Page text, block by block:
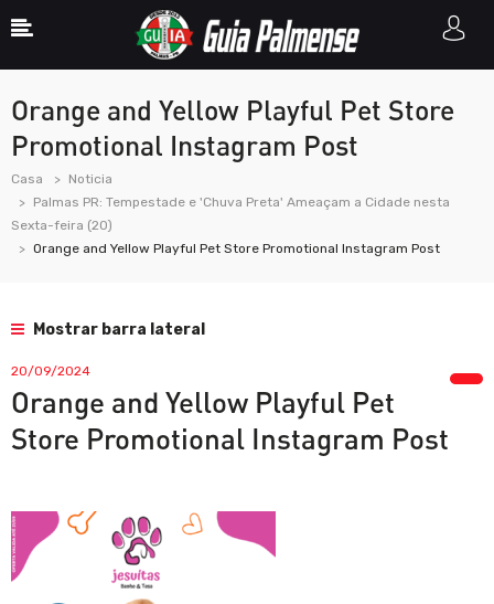
Orange and Yellow Playful Pet Store
Promotional Instagram Post
Casa
Noticia
Palmas PR: Tempestade e 'Chuva Preta' Ameaçam a Cidade nesta
Sexta-feira (20)
Orange and Yellow Playful Pet Store Promotional Instagram Post
Mostrar barra lateral
20/09/2024
Orange and Yellow Playful Pet
Store Promotional Instagram Post